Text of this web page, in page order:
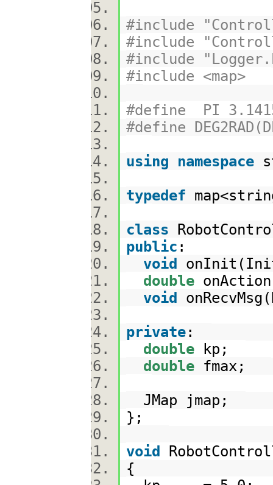
#include
#include
#include
#include <map>
#define PI
#define
using namespace
typedef
class
public :
void
double
void
private:
double kp;
double fmax;
JMap jmap;
};
void
{